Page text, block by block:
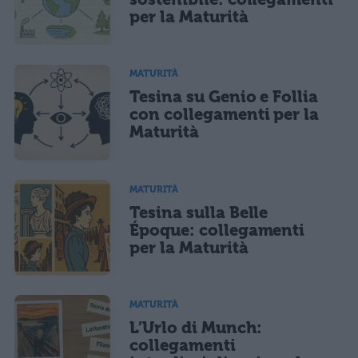
per la Maturità
MATURITÀ
Tesina su Genio e Follia
con collegamenti per la
Maturità
MATURITÀ
Tesina sulla Belle
Époque: collegamenti
per la Maturità
MATURITÀ
L’Urlo di Munch:
collegamenti